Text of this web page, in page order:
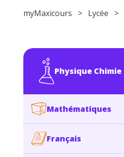
myMaxicours > Lycée >
Physique Chimie
Mathématiques
Français